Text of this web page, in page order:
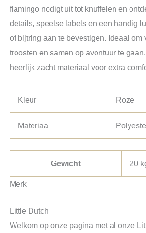
flamingo nodigt uit tot knuffelen en
details, speelse labels en een handig
of bijtring aan te bevestigen. Ideaal om
troosten en samen op avontuur te
heerlijk zacht materiaal voor extra
Kleur Roze
Materiaal
Gewicht 20
Merk
Little Dutch
Welkom op onze pagina met al onze